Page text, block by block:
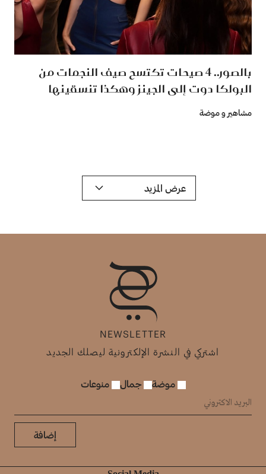
بالصور.. 4 صيحات تكتسح صيف النجمات من
البولكا دوت إلى الجينز وهكذا تنسقينها
مشاهير و موضة
عرض المزيد
NEWSLETTER
اشتركي في النشرة الإلكترونية ليصلك الجديد
موضة جمال منوعات
إضافة